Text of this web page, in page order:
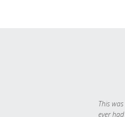
This
ever